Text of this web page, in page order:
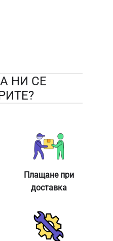
НИ СЕ
Плащане при
доставка